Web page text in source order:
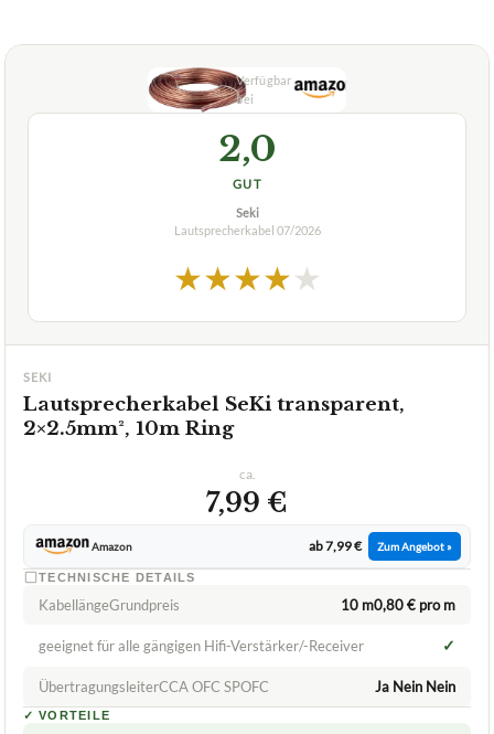
2,0
GUT
Seki
Lautsprecherkabel 07/2026
★★★★★
SEKI
Lautsprecherkabel SeKi transparent,
2×2.5mm², 10m Ring
ca.
7,99 €
Amazon ab 7,99 € Zum Angebot »
TECHNISCHE DETAILS
KabellängeGrundpreis 10 m0,80 € pro m
geeignet für alle gängigen Hifi-Verstärker/-Receiver ✓
ÜbertragungsleiterCCA OFC SPOFC Ja Nein Nein
✓ VORTEILE